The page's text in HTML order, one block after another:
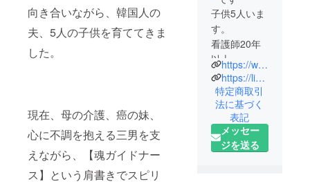
向き合いながら、韓国人の
夫、5人の子供を育ててきま
した。
現在、母の介護、癌の妹、
心に不調を抱える三男を支
えながら、【魂ガイドナー
ス】という肩書きでスピリ
子供5人いま
す。
看護師20年
以上。
3番目が息子
の高1の時、
うつ病に
なったのを
きっかけ
に、コーチ
https://www.instagram.com/rumi.spiritual?igsh=eXFrbnpxMW9tMHRh&utm_source=qr
https://lin.ee/8nMc2E5
特定商取引
法に基づく
表記
メッセー
ジを送る